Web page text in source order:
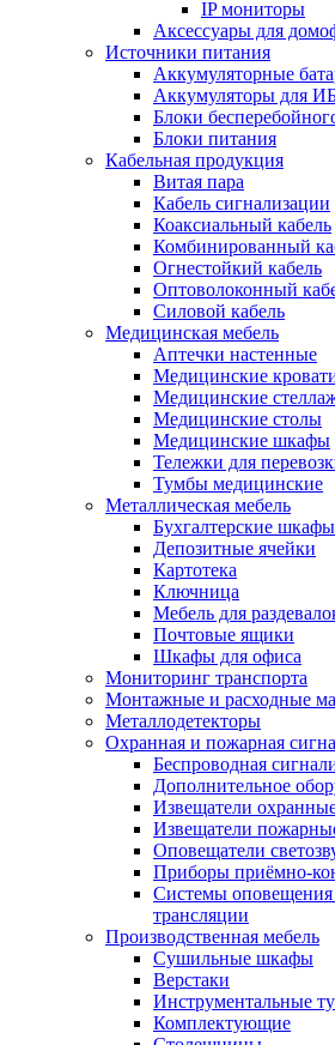
IP мониторы
Аксессуары для
Источники питания
Аккумуляторные
Аккумуляторы для
Блоки
Блоки питания
Кабельная продукция
Витая пара
Кабель сигнализации
Коаксиальный кабель
Комбинированный
Огнестойкий кабель
Оптоволоконный
Силовой кабель
Медицинская мебель
Аптечки настенные
Медицинские
Медицинские
Медицинские столы
Медицинские шкафы
Тележки для
Тумбы медицинские
Металлическая мебель
Бухгалтерские шкафы
Депозитные ячейки
Картотека
Ключница
Мебель для
Почтовые ящики
Шкафы для офиса
Мониторинг транспорта
Монтажные и расходные
Металлодетекторы
Охранная и пожарная
Беспроводная
Дополнительное
Извещатели
Извещатели
Оповещатели
Приборы приёмно-
Системы
трансляции
Производственная мебель
Cушильные шкафы
Верстаки
Инструментальные
Комплектующие